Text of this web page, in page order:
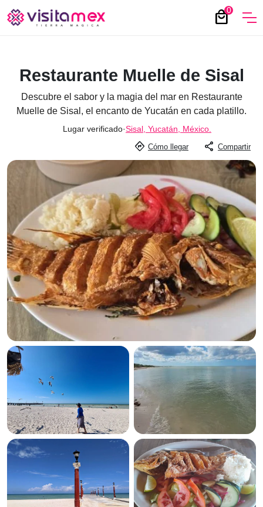
0
local_mall
Restaurante Muelle de Sisal
Descubre el sabor y la magia del mar en Restaurante
Muelle de Sisal, el encanto de Yucatán en cada platillo.
Lugar verificado·Sisal, Yucatán, México.
directions Cómo llegar share Compartir